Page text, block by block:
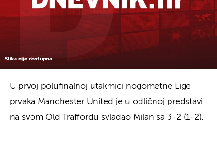
Slika nije dostupna
U prvoj polufinalnoj utakmici nogometne Lige
prvaka Manchester United je u odličnoj predstavi
na svom Old Traffordu svladao Milan sa 3-2 (1-2).